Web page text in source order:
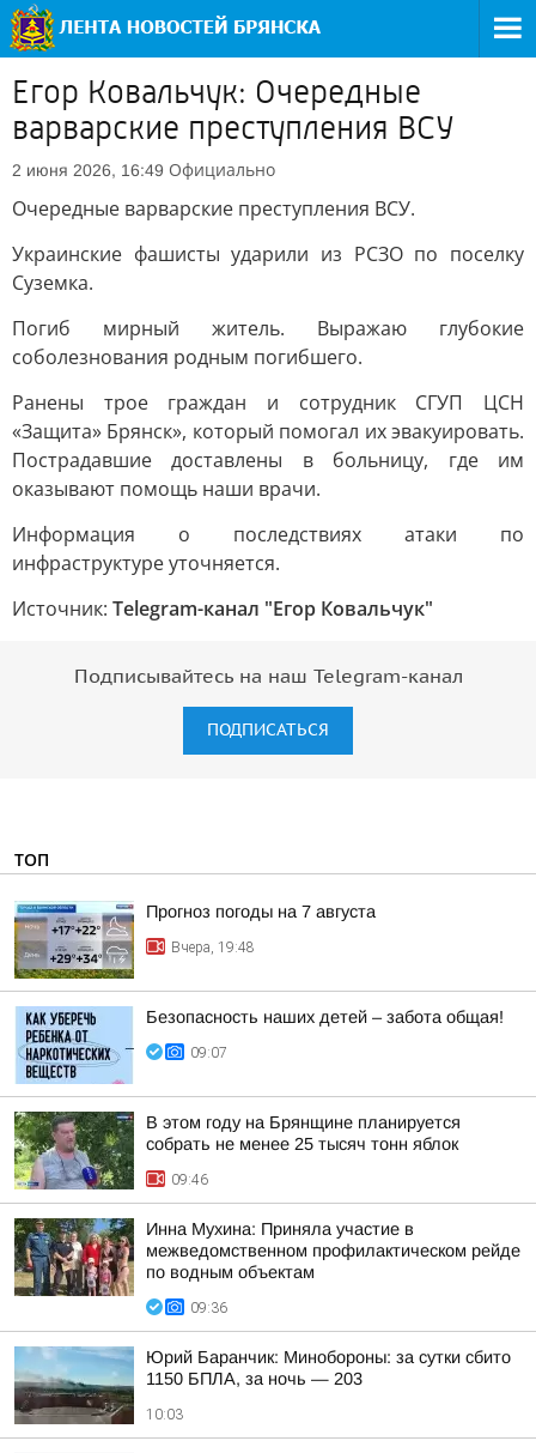
Егор Ковальчук: Очередные
варварские преступления ВСУ
2 июня 2026, 16:49 Официально
Очередные варварские преступления ВСУ.
Украинские фашисты ударили из РСЗО по поселку
Суземка.
Погиб мирный житель. Выражаю глубокие
соболезнования родным погибшего.
Ранены трое граждан и сотрудник СГУП ЦСН
«Защита» Брянск», который помогал их эвакуировать.
Пострадавшие доставлены в больницу, где им
оказывают помощь наши врачи.
Информация о последствиях атаки по
инфраструктуре уточняется.
Источник: Telegram-канал "Егор Ковальчук"
Подписывайтесь на наш Telegram-канал
ПОДПИСАТЬСЯ
ТОП
Прогноз погоды на 7 августа
Вчера, 19:48
Безопасность наших детей – забота общая!
09:07
В этом году на Брянщине планируется
собрать не менее 25 тысяч тонн яблок
09:46
Инна Мухина: Приняла участие в
межведомственном профилактическом рейде
по водным объектам
09:36
Юрий Баранчик: Минобороны: за сутки сбито
1150 БПЛА, за ночь — 203
10:03